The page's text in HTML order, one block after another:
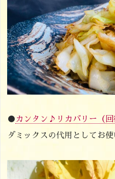
● カンタン♪リカバリー（回
ダミックスの代用としてお使